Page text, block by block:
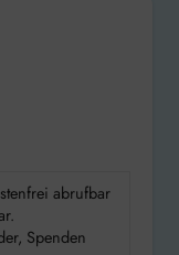
abrufbar
Spenden